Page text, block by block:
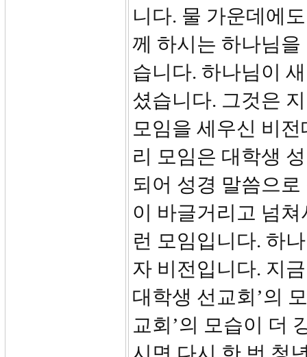
니다. 물 가운데에
께 하시는 하나님
습니다. 하나님이
셨습니다. 그것은
모임을 세우신 비
리 모임은 대학생
되어 성경 말씀으
이 바글거리고 넘
런 모임입니다. 하
자 비전입니다. 지
대학생 선교회’의
교회’의 모습이 더